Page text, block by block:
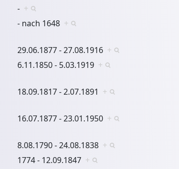
- +
- nach 1648 +
29.06.1877 - 27.08.1916 +
6.11.1850 - 5.03.1919 +
18.09.1817 - 2.07.1891 +
16.07.1877 - 23.01.1950 +
8.08.1790 - 24.08.1838 +
1774 - 12.09.1847 +